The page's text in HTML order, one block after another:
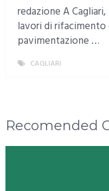
redazione A
lavori di
pavimentazione …
CAGLIARI
Recomended